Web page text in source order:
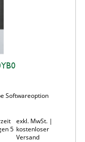
Softwareoption
5
exkl. MwSt. |
kostenloser
Versand